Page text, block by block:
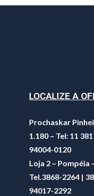
LOCALIZE A
Prochaskar
1.180 – Tel: 11
94004-0120
Loja 2 – Pompéia
Tel.3868-2264 |
94017-2292